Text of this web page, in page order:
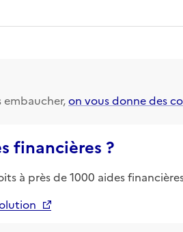
embaucher,on vous donne des
financières ?
à près de 1000 aides